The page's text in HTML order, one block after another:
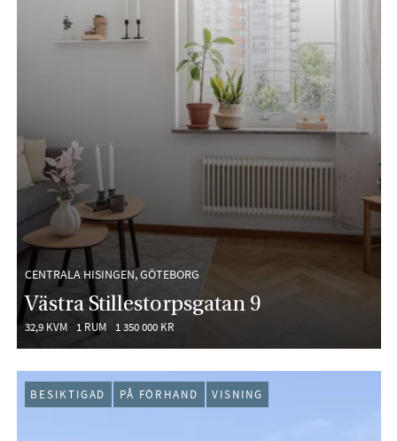
CENTRALA HISINGEN, GÖTEBORG
Västra Stillestorpsgatan 9
32,9 KVM 1 RUM 1 350 000 KR
BESIKTIGAD PÅ FÖRHAND VISNING